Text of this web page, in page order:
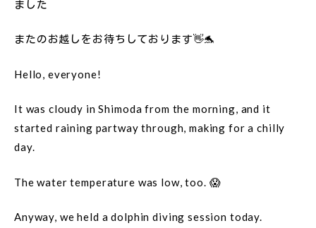
ました
またのお越しをお待ちしております👋🐬
Hello, everyone!
It was cloudy in Shimoda from the morning, and it
started raining partway through, making for a chilly
day.
The water temperature was low, too. 😱
Anyway, we held a dolphin diving session today.